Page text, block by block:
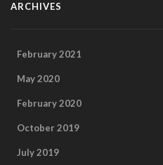
ARCHIVES
February 2021
May 2020
February 2020
October 2019
July 2019